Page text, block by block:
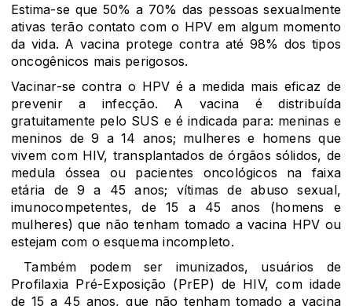
Estima-se que 50% a 70% das pessoas sexualmente
ativas terão contato com o HPV em algum momento
da vida. A vacina protege contra até 98% dos tipos
oncogênicos mais perigosos.
Vacinar-se contra o HPV é a medida mais eficaz de
prevenir a infecção. A vacina é distribuída
gratuitamente pelo SUS e é indicada para: meninas e
meninos de 9 a 14 anos; mulheres e homens que
vivem com HIV, transplantados de órgãos sólidos, de
medula óssea ou pacientes oncológicos na faixa
etária de 9 a 45 anos; vítimas de abuso sexual,
imunocompetentes, de 15 a 45 anos (homens e
mulheres) que não tenham tomado a vacina HPV ou
estejam com o esquema incompleto.
Também podem ser imunizados, usuários de
Profilaxia Pré-Exposição (PrEP) de HIV, com idade
de 15 a 45 anos, que não tenham tomado a vacina